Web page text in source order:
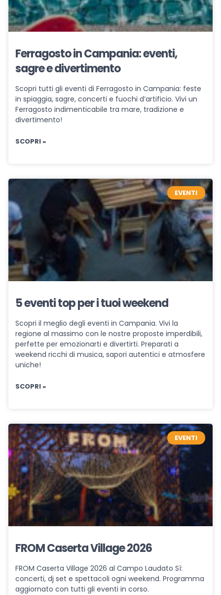
Ferragosto in Campania: eventi,
sagre e divertimento
Scopri tutti gli eventi di Ferragosto in Campania: feste
in spiaggia, sagre, concerti e fuochi d’artificio. Vivi un
Ferragosto indimenticabile tra mare, tradizione e
divertimento!
SCOPRI »
EVENTI
5 eventi top per i tuoi weekend
Scopri il meglio degli eventi in Campania. Vivi la
regione al massimo con le nostre proposte imperdibili,
perfette per emozionarti e divertirti. Preparati a
weekend ricchi di musica, sapori autentici e atmosfere
uniche!
SCOPRI »
EVENTI
FROM Caserta Village 2026
FROM Caserta Village 2026 al Campo Laudato Sì:
concerti, dj set e spettacoli ogni weekend. Programma
aggiornato con tutti gli eventi in corso.